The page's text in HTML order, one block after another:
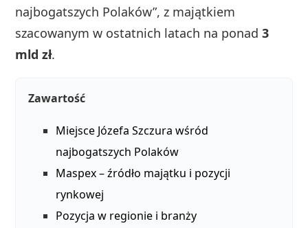
najbogatszych Polaków”, z majątkiem
szacowanym w ostatnich latach na ponad3
mld zł.
Zawartość
Miejsce Józefa Szczura wśród
najbogatszych Polaków
Maspex – źródło majątku i pozycji
rynkowej
Pozycja w regionie i branży